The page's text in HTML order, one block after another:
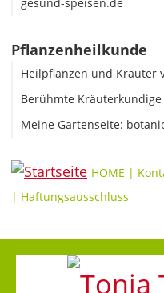
Pflanzenheilkunde
Heilpflanzen und Kräuter
Berühmte Kräuterkundige
Meine Gartenseite:
HOME |
| Haftungsausschluss